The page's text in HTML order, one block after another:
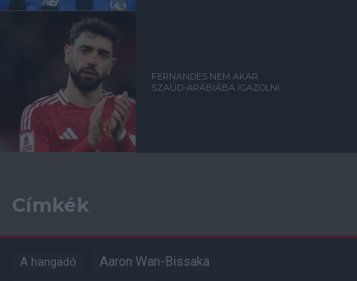
FERNANDES NEM AKAR
SZAÚD-ARÁBIÁBA IGAZOLNI
Címkék
A hangadó Aaron Wan-Bissaka